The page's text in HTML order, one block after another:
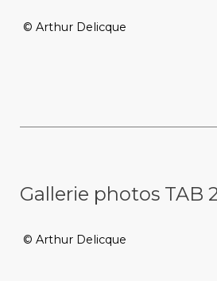
© Arthur Delicque
Gallerie photos TAB
© Arthur Delicque